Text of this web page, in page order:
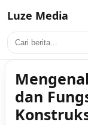
Luze Media
dan